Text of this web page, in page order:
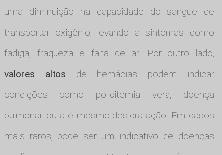
uma diminuição na capacidade do sangue de
transportar oxigênio, levando a sintomas como
fadiga, fraqueza e falta de ar. Por outro lado,
valores altos de hemácias podem indicar
condições como policitemia vera, doença
pulmonar ou até mesmo desidratação. Em casos
mais raros, pode ser um indicativo de doenças